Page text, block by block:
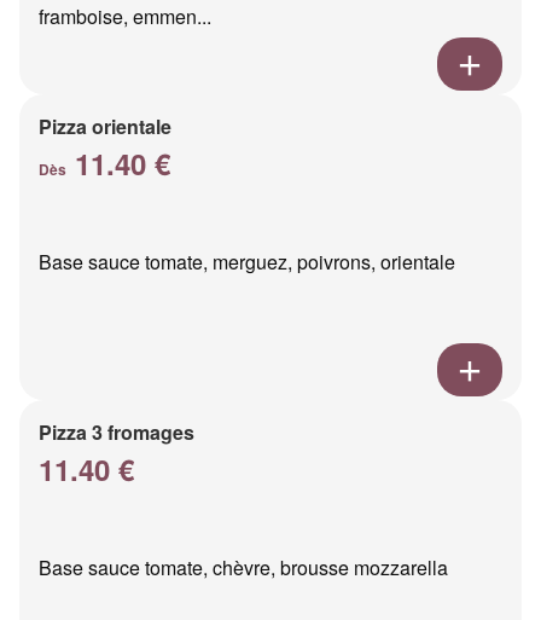
framboise, emmen...
Pizza orientale
Dès 11.40 €
Base sauce tomate, merguez, poivrons, orientale
Pizza 3 fromages
11.40 €
Base sauce tomate, chèvre, brousse mozzarella